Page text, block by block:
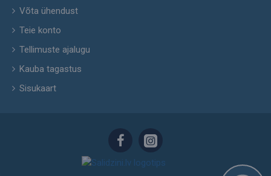
Võta ühendust
Teie konto
Tellimuste ajalugu
Kauba tagastus
Sisukaart